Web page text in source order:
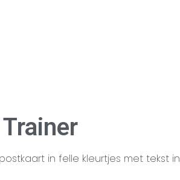
in felle kleurtjes met tekst in